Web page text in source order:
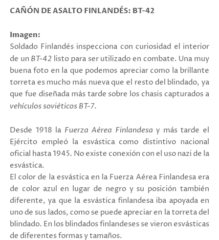
CAÑÓN DE ASALTO FINLANDÉS: BT-42
Imagen:
Soldado Finlandés inspecciona con curiosidad el interior
de un BT-42 listo para ser utilizado en combate. Una muy
buena foto en la que podemos apreciar como la brillante
torreta es mucho más nueva que el resto del blindado, ya
que fue diseñada más tarde sobre los chasis capturados a
vehículos soviéticos BT-7.
Desde 1918 la Fuerza Aérea Finlandesa y más tarde el
Ejército empleó la esvástica como distintivo nacional
oficial hasta 1945. No existe conexión con el uso nazi de la
esvástica.
El color de la esvástica en la Fuerza Aérea Finlandesa era
de color azul en lugar de negro y su posición también
diferente, ya que la esvástica finlandesa iba apoyada en
uno de sus lados, como se puede apreciar en la torreta del
blindado. En los blindados finlandeses se vieron esvásticas
de diferentes formas y tamaños.